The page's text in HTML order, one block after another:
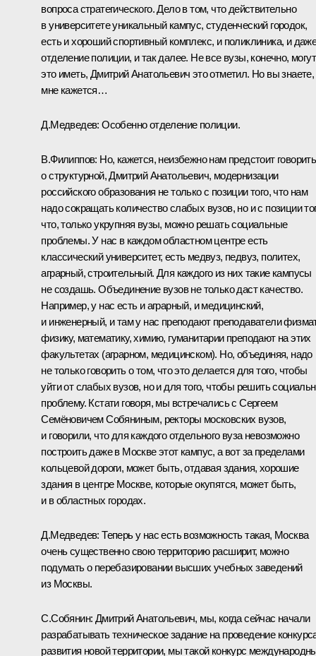
вопроса стратегического. Дело в том, что действительно
в университете уникальный кампус, студенческий городок,
есть и хороший спортивный комплекс, и поликлиника, и
отделение полиции, и так далее. Не все вузы, конечно, могут
это иметь, Дмитрий Анатольевич это отметил. Но вы знаете,
мне кажется…
Д.Медведев:Особенно отделение полиции.
В.Филиппов: Но, кажется, неизбежно нам предстоит говорить
о структурной, Дмитрий Анатольевич, модернизации
российского образования не только с позиции того, что нам
надо сокращать количество слабых вузов, но и с позиции
что, только укрупняя вузы, можно решать социальные
проблемы. У нас в каждом областном центре есть
классический университет, есть медвуз, педвуз, политех,
аграрный, строительный. Для каждого из них такие кампусы
не создашь. Объединение вузов не только даст качество.
Например, у нас есть и аграрный, и медицинский,
и инженерный, и там у нас преподают преподаватели
физику, математику, химию, гуманитарии преподают на этих
факультетах (аграрном, медицинском). Но, объединяя, надо
не только говорить о том, что это делается для того, чтобы
уйти от слабых вузов, но и для того, чтобы решить
проблему. Кстати говоря, мы встречались с Сергеем
Семёновичем Собяниным, ректоры московских вузов,
и говорили, что для каждого отдельного вуза невозможно
построить даже в Москве этот кампус, а вот за пределами
кольцевой дороги, может быть, отдавая здания, хорошие
здания в центре Москве, которые окупятся, может быть,
и в областных городах.
Д.Медведев:Теперь у нас есть возможность такая, Москва
очень существенно свою территорию расширит, можно
подумать о перебазировании высших учебных заведений
из Москвы.
С.Собянин: Дмитрий Анатольевич, мы, когда сейчас начали
разрабатывать техническое задание на проведение
развития новой территории, мы такой конкурс